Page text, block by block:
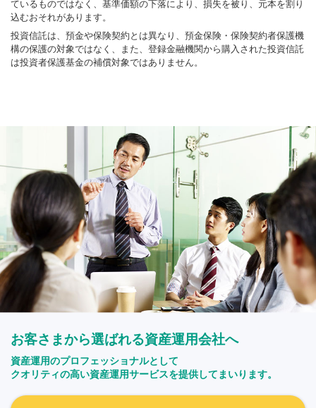
ているものではなく、基準価額の下落により、損失を被り、元本を割り
込むおそれがあります。
投資信託は、預金や保険契約とは異なり、預金保険・保険契約者保護機
構の保護の対象ではなく、また、登録金融機関から購入された投資信託
は投資者保護基金の補償対象ではありません。
お客さまから選ばれる資産運用会社へ
資産運用のプロフェッショナルとして
クオリティの高い資産運用サービスを提供してまいります。